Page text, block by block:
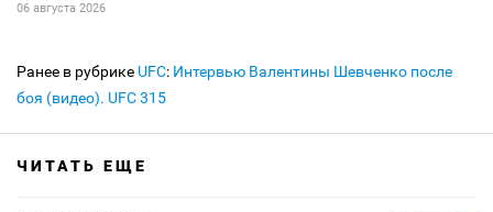
06 августа 2026
Ранее в рубрике UFC: Интервью Валентины Шевченко после
боя (видео). UFC 315
ЧИТАТЬ ЕЩЕ